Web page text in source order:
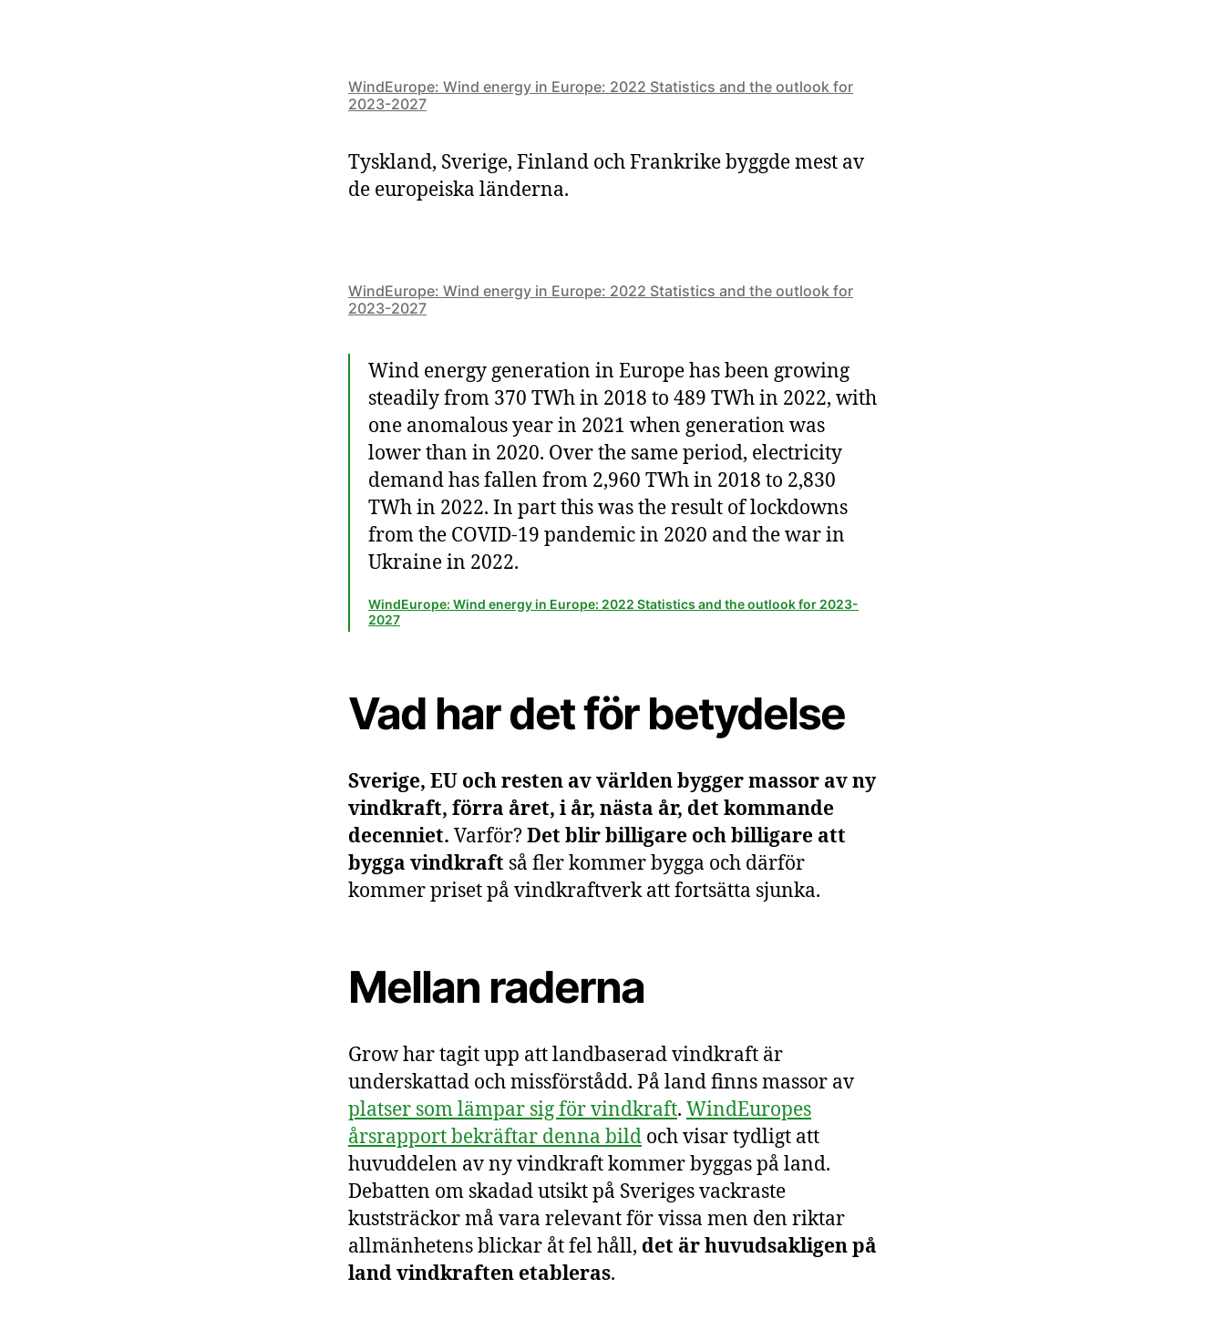
WindEurope: Wind energy in Europe: 2022 Statistics and the outlook for
2023-2027
Tyskland, Sverige, Finland och Frankrike byggde mest av
de europeiska länderna.
WindEurope: Wind energy in Europe: 2022 Statistics and the outlook for
2023-2027
Wind energy generation in Europe has been growing
steadily from 370 TWh in 2018 to 489 TWh in 2022, with
one anomalous year in 2021 when generation was
lower than in 2020. Over the same period, electricity
demand has fallen from 2,960 TWh in 2018 to 2,830
TWh in 2022. In part this was the result of lockdowns
from the COVID-19 pandemic in 2020 and the war in
Ukraine in 2022.
WindEurope: Wind energy in Europe: 2022 Statistics and the outlook for 2023-
2027
Vad har det för betydelse
Sverige, EU och resten av världen bygger massor av ny
vindkraft, förra året, i år, nästa år, det kommande
decenniet. Varför?Det blir billigare och billigare att
bygga vindkraft så fler kommer bygga och därför
kommer priset på vindkraftverk att fortsätta sjunka.
Mellan raderna
Grow har tagit upp att landbaserad vindkraft är
underskattad och missförstådd. På land finns massor av
platser som lämpar sig för vindkraft. WindEuropes
årsrapport bekräftar denna bild och visar tydligt att
huvuddelen av ny vindkraft kommer byggas på land.
Debatten om skadad utsikt på Sveriges vackraste
kuststräckor må vara relevant för vissa men den riktar
allmänhetens blickar åt fel håll, det är huvudsakligen på
land vindkraften etableras.